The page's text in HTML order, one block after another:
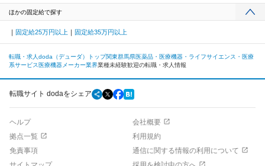
ほかの固定給で探す
固定給25万円以上 固定給35万円以上
転職・求人doda（デューダ）トップ関東群馬県医薬品・医療機器・ライフサイエンス・医療
系サービス 医療機器メーカー業界業種未経験歓迎の転職・求人情報
転職サイト dodaをシェア
ヘルプ
会社概要
拠点一覧
利用規約
免責事項
通信に関する情報の利用について